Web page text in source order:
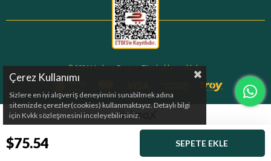
© 2024 Modern Eczane. Tüm hakları saklıdır.
Çerez Kullanımı
Sizlere en iyi alışveriş deneyimini sunabilmek adına
sitemizde çerezler(cookies) kullanmaktayız. Detaylı bilgi
için Kvkk sözleşmesini inceleyebilirsiniz.
$75.54